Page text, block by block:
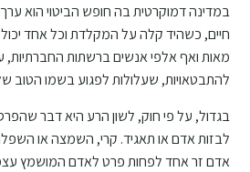
במדינה דמוקרטית בה חופש הביטוי הוא ערך
חיים, כשהיד קלה על המקלדת וכל אחד
מאות ואף אלפי אנשים ברשתות
להתבטאויות, שעלולות לפגוע בשמו הטוב
בגדול, על פי חוק, לשון הרע היא דבר
לבזות אדם או תאגיד. קרי, השמצה או
אדם זר אחד לפחות פרט לאדם המושמץ